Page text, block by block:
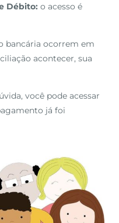
Débito: o acesso é
bancária ocorrem em
acontecer, sua
você pode acessar
já foi